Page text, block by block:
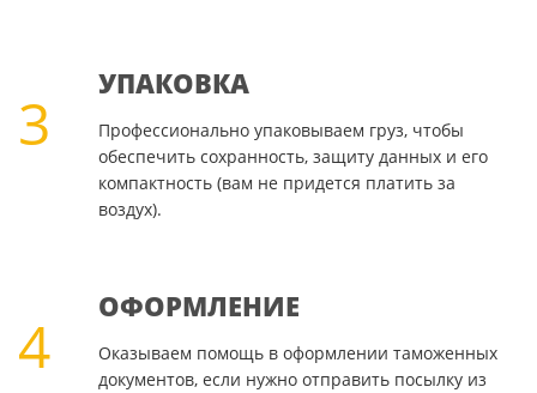
3
УПАКОВКА
Профессионально упаковываем груз, чтобы
обеспечить сохранность, защиту данных и его
компактность (вам не придется платить за
воздух).
4
ОФОРМЛЕНИЕ
Оказываем помощь в оформлении таможенных
документов, если нужно отправить посылку из